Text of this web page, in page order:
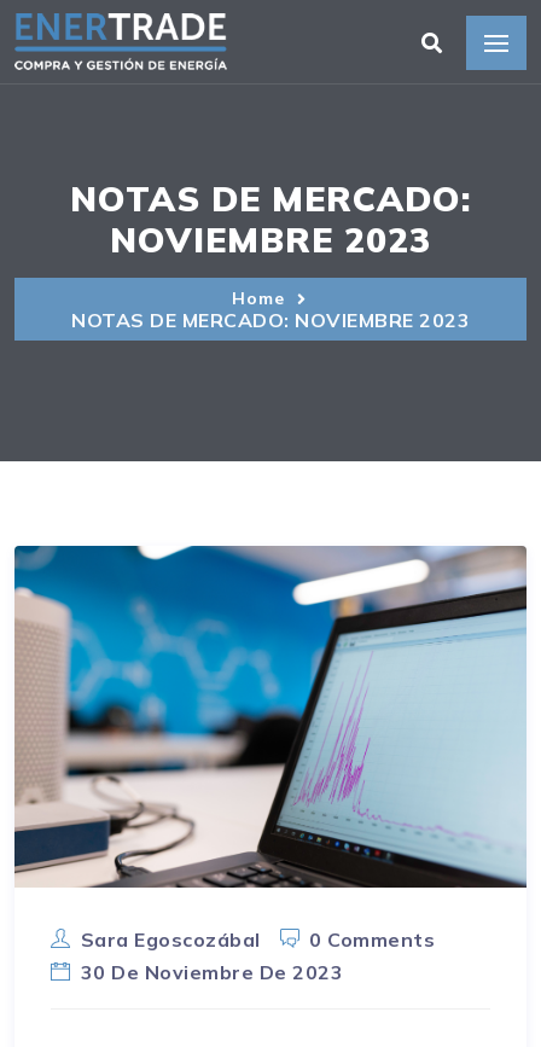
NOTAS DE MERCADO:
NOVIEMBRE 2023
Home
NOTAS DE MERCADO: NOVIEMBRE 2023
Sara Egoscozábal
0 Comments
30 De Noviembre De 2023